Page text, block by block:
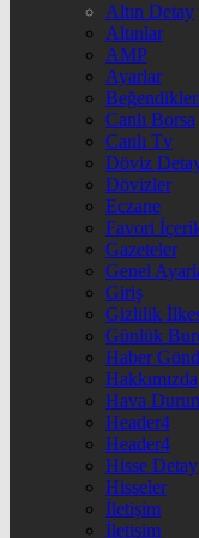
Altın Detay
Altınlar
AMP
Ayarlar
Canlı Borsa
Canlı Tv
Döviz
Dövizler
Eczane
Favori
Gazeteler
Genel
Giriş
Gizlilik
Günlük
Haber
Hakkımızda
Hava
Header4
Header4
Hisse Detay
Hisseler
İletişim
İletişim